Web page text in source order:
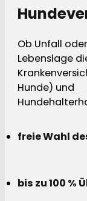
Ob Unfall
Lebenslage
Hunde) und
freie Wahl
bis zu 100 %